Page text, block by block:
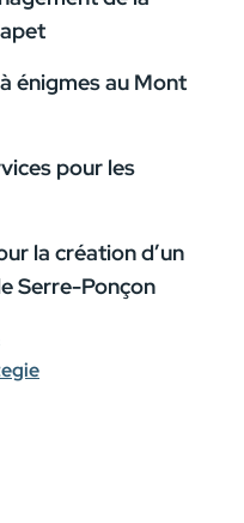
énigmes au Mont
pour les
la création d’un
Serre-Ponçon